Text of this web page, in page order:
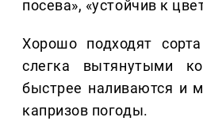
посева», «устойчив к
Хорошо подходят
слегка вытянутыми
быстрее наливаются и
капризов погоды.